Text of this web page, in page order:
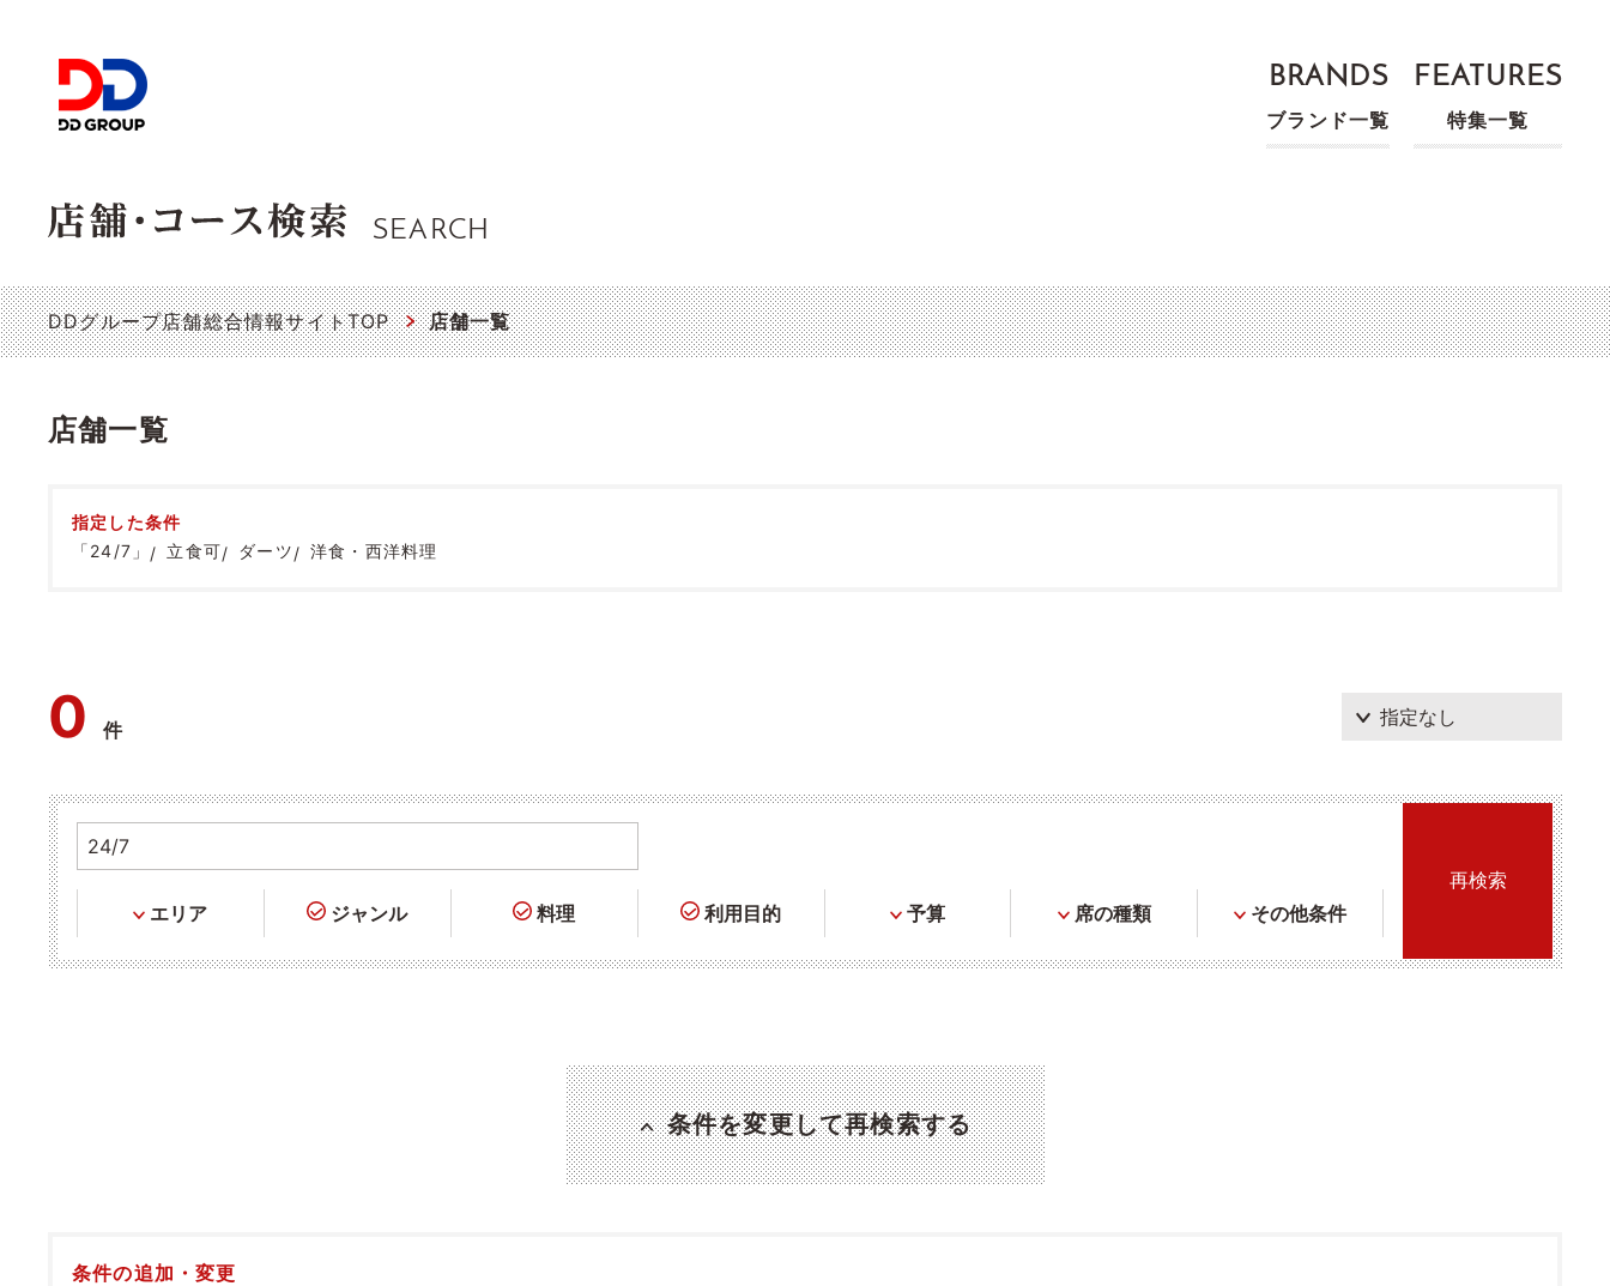
BRANDS
ブランド一覧
FEATURES
特集一覧
SEARCH
DDグループ店舗総合情報サイトTOP 店舗一覧
店舗一覧
指定した条件
「24/7」
立食可 ダーツ 洋食・西洋料理
0件
エリア ジャンル 料理 利用目的 予算 席の種類 その他条件
条件を変更して再検索する
条件の追加・変更